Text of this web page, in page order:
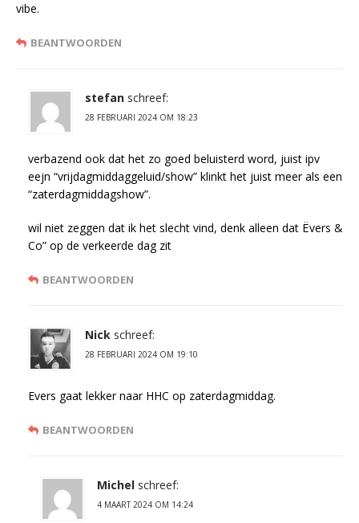
vibe.
BEANTWOORDEN
stefan schreef:
28 FEBRUARI 2024 OM 18:23
verbazend ook dat het zo goed beluisterd word, juist ipv
eejn “vrijdagmiddaggeluid/show” klinkt het juist meer als een
“zaterdagmiddagshow”.
wil niet zeggen dat ik het slecht vind, denk alleen dat Ëvers &
Co” op de verkeerde dag zit
BEANTWOORDEN
Nick schreef:
28 FEBRUARI 2024 OM 19:10
Evers gaat lekker naar HHC op zaterdagmiddag.
BEANTWOORDEN
Michel schreef:
4 MAART 2024 OM 14:24